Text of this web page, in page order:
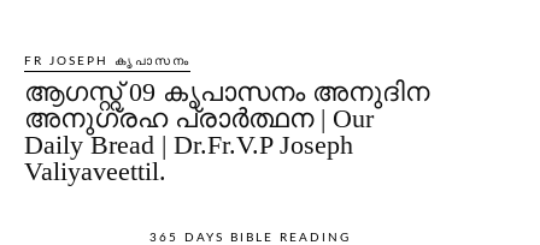
FR JOSEPH കൃപാസനം
ആഗസ്റ്റ് 09 കൃപാസനം അനുദിന
അനുഗ്രഹ പ്രാർത്ഥന | Our
Daily Bread | Dr.Fr.V.P Joseph
Valiyaveettil.
365 DAYS BIBLE READING